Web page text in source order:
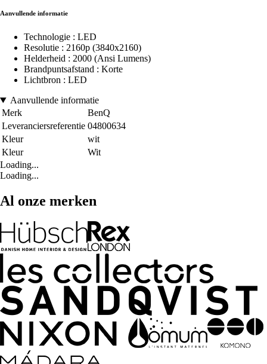
Aanvullende informatie
Technologie : LED
Resolutie : 2160p (3840x2160)
Helderheid : 2000 (Ansi Lumens)
Brandpuntsafstand : Korte
Lichtbron : LED
Aanvullende informatie
Merk
BenQ
Leveranciersreferentie 04800634
Kleur
wit
Kleur
Wit
Loading...
Loading...
Al onze merken